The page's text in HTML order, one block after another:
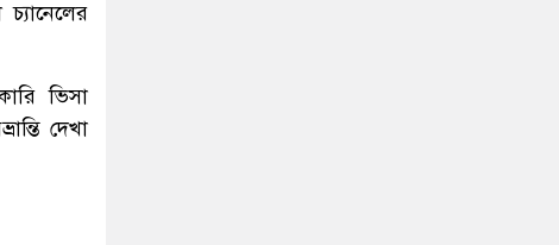
ভিসা
দেখা